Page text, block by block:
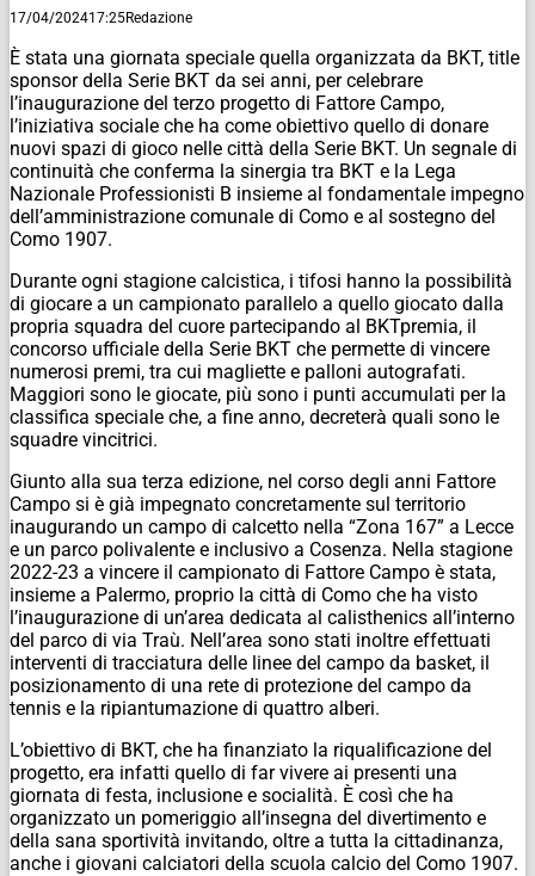
17/04/202417:25Redazione
È stata una giornata speciale quella organizzata da BKT, title
sponsor della Serie BKT da sei anni, per celebrare
l’inaugurazione del terzo progetto di Fattore Campo,
l’iniziativa sociale che ha come obiettivo quello di donare
nuovi spazi di gioco nelle città della Serie BKT. Un segnale di
continuità che conferma la sinergia tra BKT e la Lega
Nazionale Professionisti B insieme al fondamentale impegno
dell’amministrazione comunale di Como e al sostegno del
Como 1907.
Durante ogni stagione calcistica, i tifosi hanno la possibilità
di giocare a un campionato parallelo a quello giocato dalla
propria squadra del cuore partecipando al BKTpremia, il
concorso ufficiale della Serie BKT che permette di vincere
numerosi premi, tra cui magliette e palloni autografati.
Maggiori sono le giocate, più sono i punti accumulati per la
classifica speciale che, a fine anno, decreterà quali sono le
squadre vincitrici.
Giunto alla sua terza edizione, nel corso degli anni Fattore
Campo si è già impegnato concretamente sul territorio
inaugurando un campo di calcetto nella “Zona 167” a Lecce
e un parco polivalente e inclusivo a Cosenza. Nella stagione
2022-23 a vincere il campionato di Fattore Campo è stata,
insieme a Palermo, proprio la città di Como che ha visto
l’inaugurazione di un’area dedicata al calisthenics all’interno
del parco di via Traù. Nell’area sono stati inoltre effettuati
interventi di tracciatura delle linee del campo da basket, il
posizionamento di una rete di protezione del campo da
tennis e la ripiantumazione di quattro alberi.
L’obiettivo di BKT, che ha finanziato la riqualificazione del
progetto, era infatti quello di far vivere ai presenti una
giornata di festa, inclusione e socialità. È così che ha
organizzato un pomeriggio all’insegna del divertimento e
della sana sportività invitando, oltre a tutta la cittadinanza,
anche i giovani calciatori della scuola calcio del Como 1907.